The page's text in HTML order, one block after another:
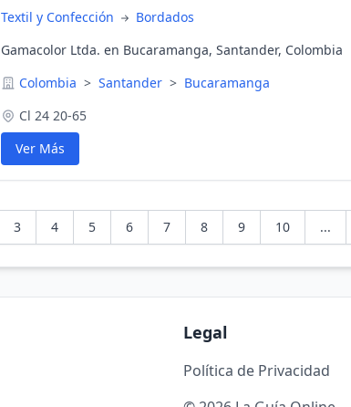
Textil y Confección
Bordados
Gamacolor Ltda. en Bucaramanga, Santander, Colombia
Colombia > Santander > Bucaramanga
Cl 24 20-65
Ver Más
3 4 5 6 7 8 9 10 ...
Legal
Política de Privacidad